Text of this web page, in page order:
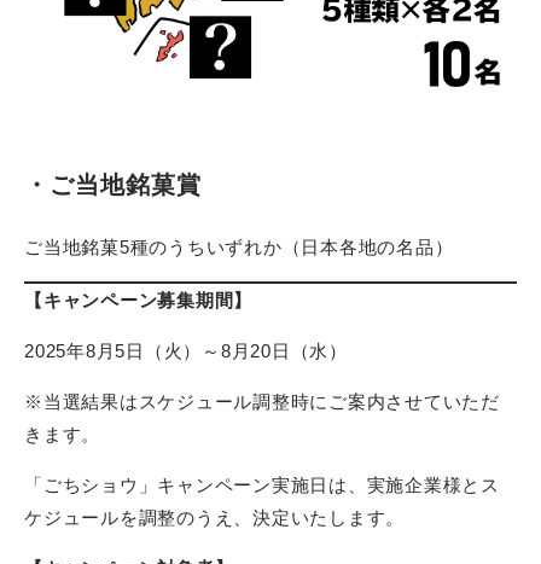
・ご当地銘菓賞
ご当地銘菓5種のうちいずれか（日本各地の名品）
【キャンペーン募集期間】
2025年8月5日（火）～8月20日（水）
※当選結果はスケジュール調整時にご案内させていただ
きます。
「ごちショウ」キャンペーン実施日は、実施企業様とス
ケジュールを調整のうえ、決定いたします。